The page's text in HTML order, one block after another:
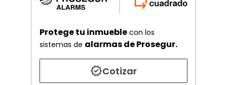
Protege tu inmueble con los
sistemas de alarmas de Prosegur.
Cotizar